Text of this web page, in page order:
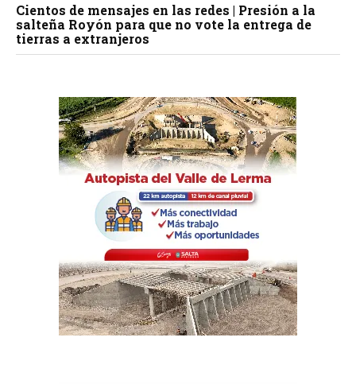
Cientos de mensajes en las redes | Presión a la
salteña Royón para que no vote la entrega de
tierras a extranjeros